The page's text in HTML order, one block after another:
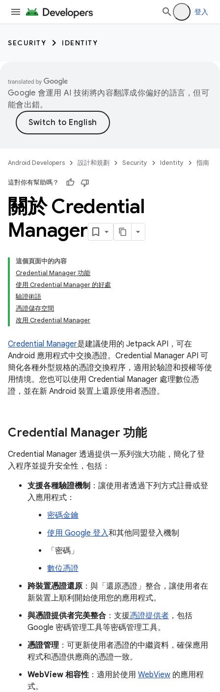
登入
SECURITY IDENTITY
Google 會運用 AI 技術將內容翻譯成你偏好的語言，但可
能會出錯。
Android Developers 設計和規劃 Security Identity 指南
這對你有幫助嗎？
關於 Credential
Manager
這個頁面中的內容
Credential Manager 功能
使用 Credential Manager 的好處
驗證術語
憑證儲存空間
改用 Credential Manager
Credential Manager是建議使用的 Jetpack API，可在
Android 應用程式中交換憑證。Credential Manager API 可
簡化各種外型規格的憑證交換程序，適用於驗證和授權等使
用情境。您也可以使用 Credential Manager 處理數位憑
證，並在新 Android 裝置上還原使用者憑證。
Credential Manager 功能
Credential Manager 透過提供一系列強大功能，簡化了登
入程序並提升安全性，包括：
支援各種驗證機制 ：讓使用者透過下列方式註冊或登
入應用程式：
密碼金鑰
使用 Google 登入和其他同盟登入機制
「密碼」
數位憑證
跨裝置憑證還原 ：與「還原憑證」 整合，讓使用者在
新裝置上順利開始使用您的應用程式。
與憑證提供者完美整合 ：支援憑證提供者 ，包括
Google 密碼管理工具等密碼管理工具。
憑證管理：可更新使用者憑證的中繼資料，確保應用
程式和憑證供應商的憑證一致。
WebView 相容性：適用於使用 WebView 的應用程
式。